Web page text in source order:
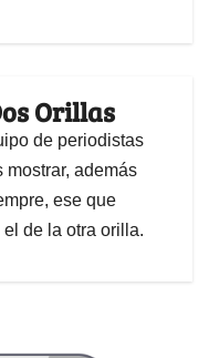
Orillas
de periodistas
mostrar, además
ese que
de la otra orilla.